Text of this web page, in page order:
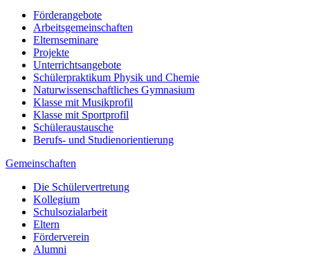
Förderangebote
Arbeitsgemeinschaften
Elternseminare
Projekte
Unterrichtsangebote
Schülerpraktikum Physik und Chemie
Naturwissenschaftliches Gymnasium
Klasse mit Musikprofil
Klasse mit Sportprofil
Schüleraustausche
Berufs- und Studienorientierung
Gemeinschaften
Die Schülervertretung
Kollegium
Schulsozialarbeit
Eltern
Förderverein
Alumni